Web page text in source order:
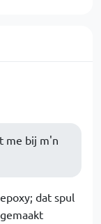
me bij m'n
dat spul